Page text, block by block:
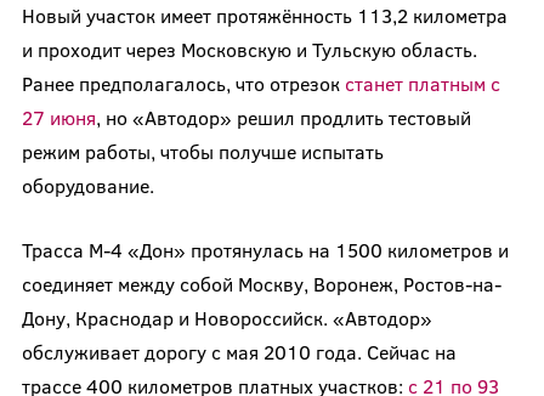
Новый участок имеет протяжённость 113,2 километра
и проходит через Московскую и Тульскую область.
Ранее предполагалось, что отрезок станет платным с
27 июня, но «Автодор» решил продлить тестовый
режим работы, чтобы получше испытать
оборудование.
Трасса М-4 «Дон» протянулась на 1500 километров и
соединяет между собой Москву, Воронеж, Ростов-на-
Дону, Краснодар и Новороссийск. «Автодор»
обслуживает дорогу с мая 2010 года. Сейчас на
трассе 400 километров платных участков: с 21 по 93